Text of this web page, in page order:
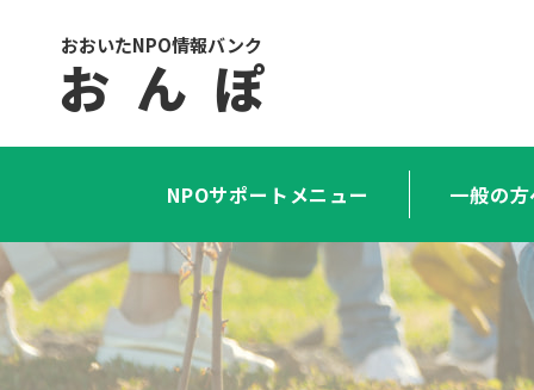
おおいたNPO情報バンク
お ん ぽ
NPOサポートメニュー 一般の